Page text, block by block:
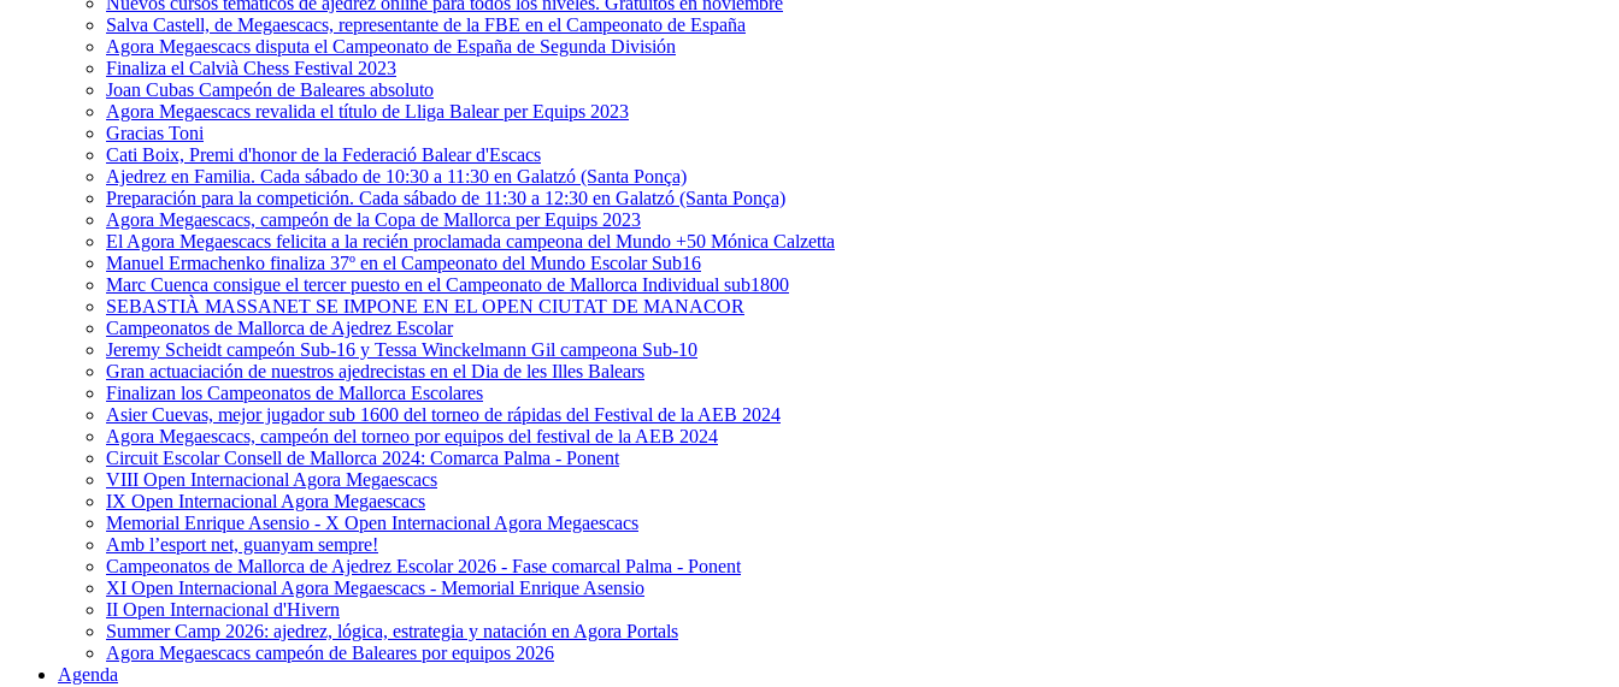
Salva Castell, de Megaescacs, representante de la FBE en el Campeonato de España
Agora Megaescacs disputa el Campeonato de España de Segunda División
Finaliza el Calvià Chess Festival 2023
Joan Cubas Campeón de Baleares absoluto
Agora Megaescacs revalida el título de Lliga Balear per Equips 2023
Gracias Toni
Cati Boix, Premi d'honor de la Federació Balear d'Escacs
Ajedrez en Familia. Cada sábado de 10:30 a 11:30 en Galatzó (Santa Ponça)
Preparación para la competición. Cada sábado de 11:30 a 12:30 en Galatzó (Santa Ponça)
Agora Megaescacs, campeón de la Copa de Mallorca per Equips 2023
El Agora Megaescacs felicita a la recién proclamada campeona del Mundo +50 Mónica Calzetta
Manuel Ermachenko finaliza 37º en el Campeonato del Mundo Escolar Sub16
Marc Cuenca consigue el tercer puesto en el Campeonato de Mallorca Individual sub1800
SEBASTIÀ MASSANET SE IMPONE EN EL OPEN CIUTAT DE MANACOR
Campeonatos de Mallorca de Ajedrez Escolar
Jeremy Scheidt campeón Sub-16 y Tessa Winckelmann Gil campeona Sub-10
Gran actuaciación de nuestros ajedrecistas en el Dia de les Illes Balears
Finalizan los Campeonatos de Mallorca Escolares
Asier Cuevas, mejor jugador sub 1600 del torneo de rápidas del Festival de la AEB 2024
Agora Megaescacs, campeón del torneo por equipos del festival de la AEB 2024
Circuit Escolar Consell de Mallorca 2024: Comarca Palma - Ponent
VIII Open Internacional Agora Megaescacs
IX Open Internacional Agora Megaescacs
Memorial Enrique Asensio - X Open Internacional Agora Megaescacs
Amb l’esport net, guanyam sempre!
Campeonatos de Mallorca de Ajedrez Escolar 2026 - Fase comarcal Palma - Ponent
XI Open Internacional Agora Megaescacs - Memorial Enrique Asensio
II Open Internacional d'Hivern
Summer Camp 2026: ajedrez, lógica, estrategia y natación en Agora Portals
Agora Megaescacs campeón de Baleares por equipos 2026
Agenda